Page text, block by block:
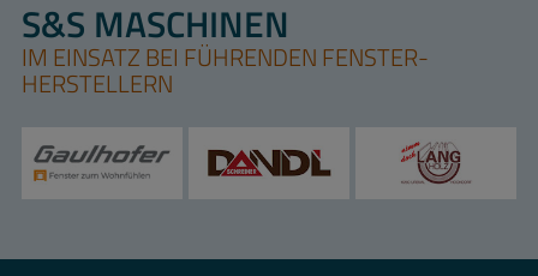
S&S MASCHINEN
IM EINSATZ BEI FÜHRENDEN FENSTER-
HERSTELLERN